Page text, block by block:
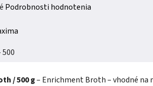
produktu je 0,0 z 5 hviezdičiek.
Podrobnosti hodnotenia
500
/ 500 g– Enrichment Broth – vhodné